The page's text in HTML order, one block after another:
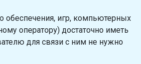
обеспечения, игр, компьютерных
оператору) достаточно иметь
для связи с ним не нужно